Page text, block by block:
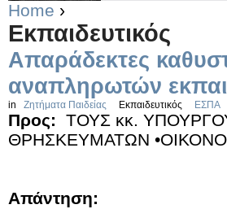
Home ›
Εκπαιδευτικός
Απαράδεκτες
αναπληρωτών
in Ζητήματα Παιδείας Εκπαιδευτικός ΕΣΠΑ
Προς:
ΤΟΥΣ κκ.
ΘΡΗΣΚΕΥΜΑΤΩΝ
Απάντηση: